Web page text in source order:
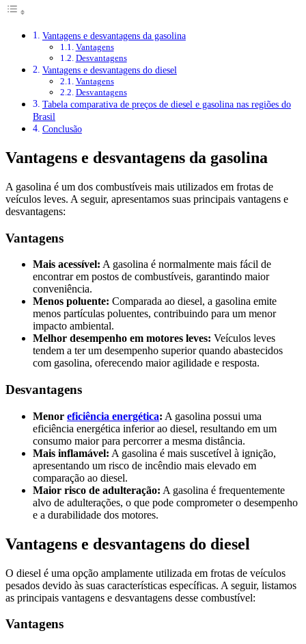
Vantagens e desvantagens da gasolina
Vantagens
Desvantagens
Vantagens e desvantagens do diesel
Vantagens
Desvantagens
Tabela comparativa de preços de diesel e gasolina nas regiões do
Brasil
Conclusão
Vantagens e desvantagens da gasolina
A gasolina é um dos combustíveis mais utilizados em frotas de
veículos leves. A seguir, apresentamos suas principais vantagens e
desvantagens:
Vantagens
Mais acessível: A gasolina é normalmente mais fácil de
encontrar em postos de combustíveis, garantindo maior
conveniência.
Menos poluente: Comparada ao diesel, a gasolina emite
menos partículas poluentes, contribuindo para um menor
impacto ambiental.
Melhor desempenho em motores leves: Veículos leves
tendem a ter um desempenho superior quando abastecidos
com gasolina, oferecendo maior agilidade e resposta.
Desvantagens
Menor eficiência energética: A gasolina possui uma
eficiência energética inferior ao diesel, resultando em um
consumo maior para percorrer a mesma distância.
Mais inflamável: A gasolina é mais suscetível à ignição,
apresentando um risco de incêndio mais elevado em
comparação ao diesel.
Maior risco de adulteração: A gasolina é frequentemente
alvo de adulterações, o que pode comprometer o desempenho
e a durabilidade dos motores.
Vantagens e desvantagens do diesel
O diesel é uma opção amplamente utilizada em frotas de veículos
pesados devido às suas características específicas. A seguir, listamos
as principais vantagens e desvantagens desse combustível:
Vantagens